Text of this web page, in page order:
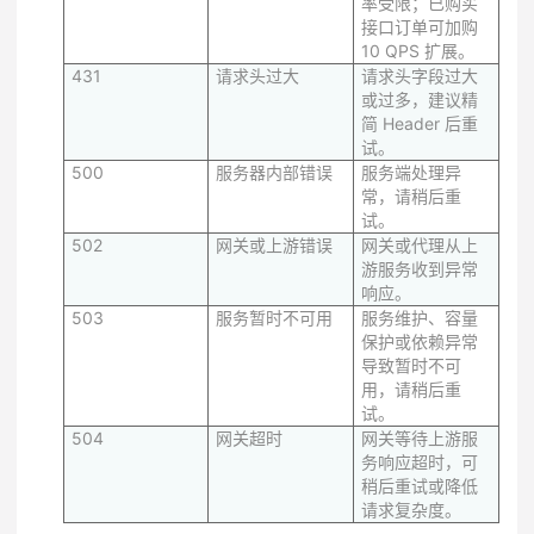
接口订单可加购
10 QPS 扩展。
431
请求头过大
请求头字段过大
或过多，建议精
简 Header 后重
试。
500
服务器内部错误
服务端处理异
常，请稍后重
试。
502
网关或上游错误
网关或代理从上
游服务收到异常
响应。
503
服务暂时不可用
服务维护、容量
保护或依赖异常
导致暂时不可
用，请稍后重
试。
504
网关超时
网关等待上游服
务响应超时，可
稍后重试或降低
请求复杂度。